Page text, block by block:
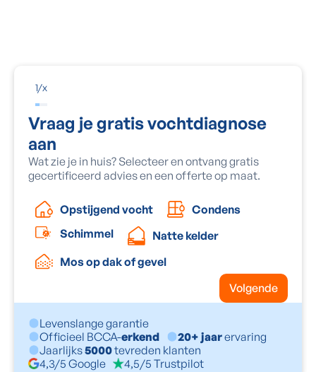
1/x
Vraag je gratis vochtdiagnose
aan
Wat zie je in huis? Selecteer en ontvang gratis
gecertificeerd advies en een offerte op maat.
Opstijgend vocht
Condens
Schimmel
Natte kelder
Mos op dak of gevel
Volgende
Levenslange garantie
Officieel BCCA-erkend 20+ jaarervaring
Jaarlijks5000tevreden klanten
4,3/5 Google
4,5/5 Trustpilot